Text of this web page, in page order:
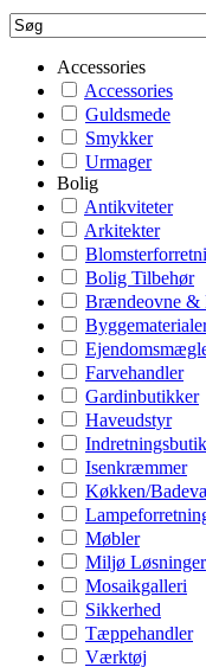
Accessories
Accessories
Guldsmede
Smykker
Urmager
Bolig
Antikviteter
Arkitekter
Bolig Tilbehør
Brændeovne &
Farvehandler
Gardinbutikker
Haveudstyr
Indretningsbutik
Isenkræmmer
Køkken/
Møbler
Miljø Løsninger
Mosaikgalleri
Sikkerhed
Tæppehandler
Værktøj